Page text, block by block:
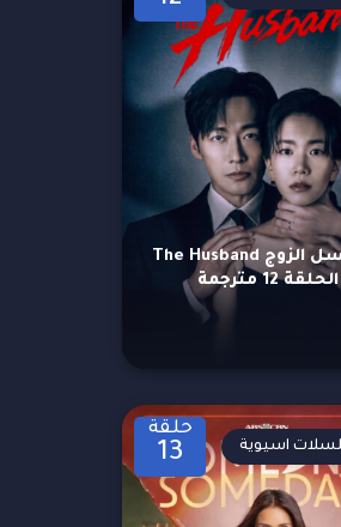
مسلسل الزوج The Husband
الحلقة 12 مترجمة
حلقة
13 اسيوية